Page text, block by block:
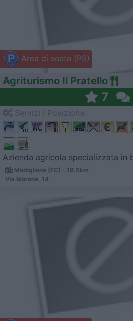
Area di sosta (PS)
Agriturismo Il Pratello
7
Azienda agricola specializzata in
Modigliana (FC) - 19.5km
Via Morana, 14